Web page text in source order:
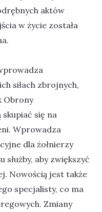
aktów
w życie została
siłach zbrojnych,
Obrony
się na
Wprowadza
dla żołnierzy
służby, aby zwiększyć
Nowością jest także
specjalisty, co ma
Zmiany